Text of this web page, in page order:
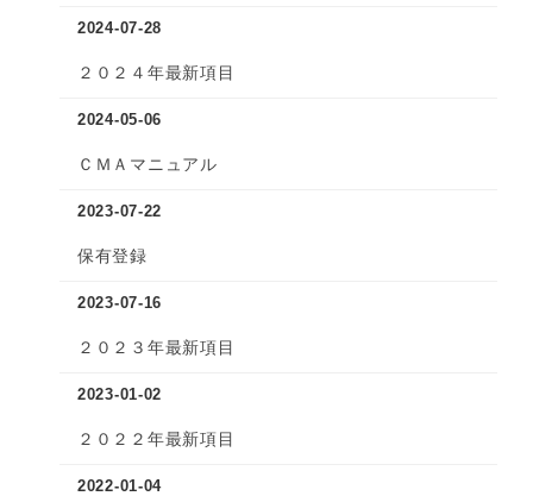
2024-07-28
２０２４年最新項目
2024-05-06
ＣＭＡマニュアル
2023-07-22
保有登録
2023-07-16
２０２３年最新項目
2023-01-02
２０２２年最新項目
2022-01-04